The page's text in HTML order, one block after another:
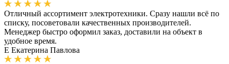
Отличный ассортимент электротехники. Сразу нашли всё по
списку, посоветовали качественных производителей.
Менеджер быстро оформил заказ, доставили на объект в
удобное время.
Е Екатерина Павлова